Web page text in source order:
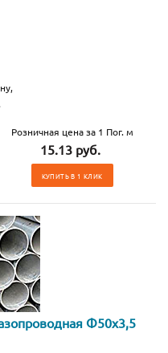
Розничная цена за 1 Пог. м
15.13 руб.
КУПИТЬ В 1 КЛИК
Ф50х3,5